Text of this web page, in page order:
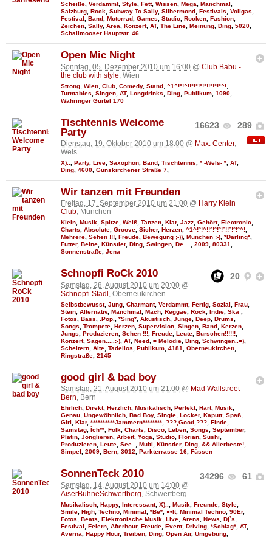
Scheiße, Verdammt, Style, Fett, Wissen, Mega, Manchmal,
Salzburg, Rock, Subway To Sally, Silbermond, Festivals, Vollgas,
Festival, Band, Motorrad, Games, Studio, Rocken, Fashion,
Zeichen, Sally, Area, Konzert, AT, The Line, Meinung, Ding, 5020,
Schallmooser Hauptstr. 46
Open Mic Night
Sonntag, 05. Dezember 2010 um 16:00 @ Club Babu -
the club with style , Wien
Strong Wien Club Comedy, Stand ^1^!°!^!!°!°!°!°!!°!°!°^!
Turntables
Singen AT, Longdrinks Ding Publikum 1090
Währinger Gürtel 170
16623 289
Tischtennis Welcome
Party
Dienstag, 19. Oktober 2010 um 18:00 @ Max. Center,
Wels
X).. Party, Live Saxophon Band Tischtennis * -Wels- * AT,
Ding 4600 Gunskirchener Straße 7
Wir tanzen mit Freunden
Freitag, 17. September 2010 um 21:00 @ Harry Klein
Club, München
Klein, Musik, Spitze, Weiß, Tanzen, Klar, Jazz, Gehört, Electronic,
Charts, Absolute, Groove, Sicher, Herzen, ^1^!°!^!!°!°!°!°!!°!°!°^!,
Mehrere, Sehen !!!, Freude, Bewegung ;-)), München :-), *Darling*,
Futter, Beine, Künstler, Ding, Swingen, De...., 2009, 80331,
Sonnenstraße, Jena
20
Schnopfi RoCk 2010
Samstag, 28. August 2010 um 20:00 @
Schnopfi Stadl , Oberneukirchen
Selbstbewusst, Jung Charmant, Verdammt, Fertig Sozial Frau
Stein Alternativ, Manchmal Mach Reggae Rock Indie Ska
Fotos
Bass .Pop. *Sing* Akustisch Junge Deep Drums
Songs
Trompete Herzen Supervision Singen Band Kerzen
Jungs
Produzieren Sehen !!! Freude Leute Burschen!!!!!!
Konzert, Sagen.....:-) AT, Need = Melodie Ding Schwingen..=)
Scheitern Alte Tadellos Publikum 4181 Oberneukirchen
Ringstraße 2145
good girl & bad boy
Samstag, 21. August 2010 um 21:00 @ Mad Wallstreet -
Bern, Bern
Ehrlich Direkt, Herzlich Musikalisch Perfekt, Hart, Musik
Genau Ungewöhnlich Bad Boy, Single Locker, Kaputt, Spaß
Girl
Klar, **********Jammern******** ???,Good,??? Finde
Samstag Ích** Folk Charts Disco Leben Songs September,
Platin Jonglieren Arbeit, Yoga Studio Florian Sushi
Produzieren Leute See.. Multi Künstler, Ding && Allerbeste!
Simpel
2009 Bern 3012 Parkterrasse 16 Füssen
34296 61
SonnenTeck 2010
Samstag, 14. August 2010 um 14:00 @
AiserBühneSchwertberg , Schwertberg
Musikalisch Happy, Interessant, X).. Musik Freunde Style
Smile High Techno Minimal *Be* ●•It, Minimal Techno 90Er,
Fotos
Beats Elektronische Musik Live Arena News Dj`s
Festival
Feiern Afterhour, Freude Event, Driving *Schlag* AT,
Averna
Happy Hour, Treiben Ding Open Air, Umgebung